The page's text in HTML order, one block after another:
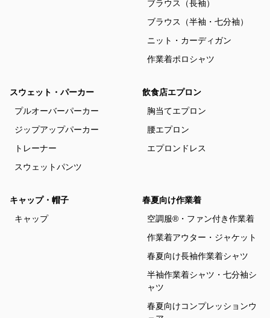
ブラウス（長袖）
ブラウス（半袖・七分袖）
ニット・カーディガン
作業着ポロシャツ
スウェット・パーカー
プルオーバーパーカー
ジップアップパーカー
トレーナー
スウェットパンツ
飲食店エプロン
胸当てエプロン
腰エプロン
エプロンドレス
キャップ・帽子
キャップ
春夏向け作業着
空調服®・ファン付き作業着
作業着アウター・ジャケット
春夏向け長袖作業着シャツ
半袖作業着シャツ・七分袖シ
ャツ
春夏向けコンプレッションウ